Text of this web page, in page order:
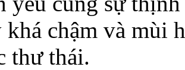
khá chậm và mùi
thư thái.